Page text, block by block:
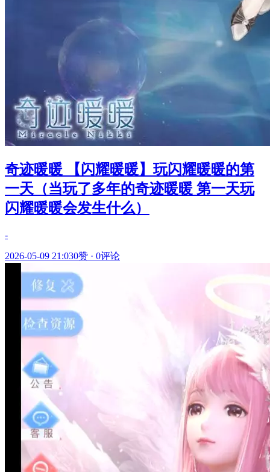
奇迹暖暖 【闪耀暖暖】玩闪耀暖暖的第
一天（当玩了多年的奇迹暖暖 第一天玩
闪耀暖暖会发生什么）
-
2026-05-09 21:030赞 · 0评论